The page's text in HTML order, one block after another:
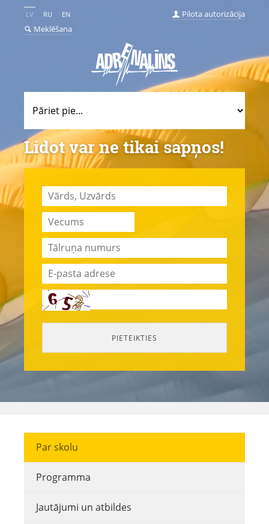
LV RU EN
Meklēšana
Pilota autorizācija
Lidot var ne tikai sapņos!
Par skolu
Programma
Jautājumi un atbildes